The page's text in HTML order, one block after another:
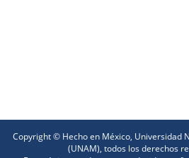
Copyright © Hecho en México, Universidad
(UNAM), todos los derechos